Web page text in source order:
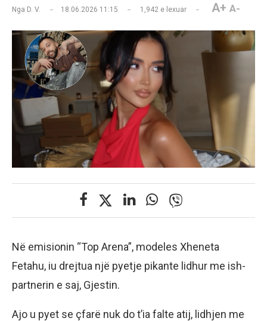
Nga D. V. 18.06.2026 11:15 1,942 e lexuar A+ A-
Në emisionin “Top Arena”, modeles Xheneta
Fetahu, iu drejtua një pyetje pikante lidhur me ish-
partnerin e saj, Gjestin.
Ajo u pyet se çfarë nuk do t’ia falte atij, lidhjen me